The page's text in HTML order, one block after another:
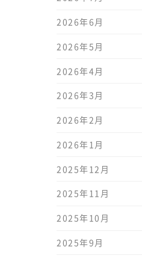
2026年6月
2026年5月
2026年4月
2026年3月
2026年2月
2026年1月
2025年12月
2025年11月
2025年10月
2025年9月